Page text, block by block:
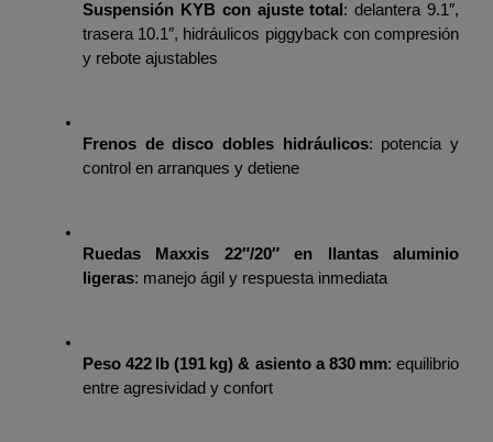
Suspensión KYB con ajuste total : delantera 9.1″,
trasera 10.1″, hidráulicos piggyback con compresión
y rebote ajustables
Frenos de disco dobles hidráulicos: potencia y
control en arranques y detiene
Ruedas Maxxis 22″/20″ en llantas aluminio
ligeras: manejo ágil y respuesta inmediata
Peso 422 lb (191 kg) & asiento a 830 mm: equilibrio
entre agresividad y confort